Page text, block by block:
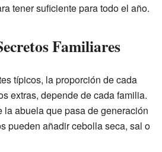
tener suficiente para todo el año.
Familiares
típicos, la proporción de cada
extras, depende de cada familia.
la abuela que pasa de generación
pueden añadir cebolla seca, sal o